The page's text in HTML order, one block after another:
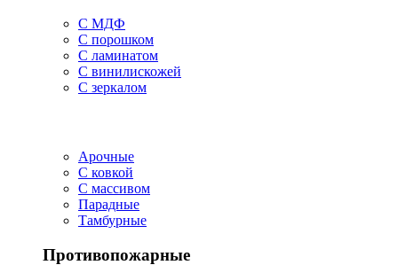
С МДФ
С порошком
С ламинатом
С винилискожей
С зеркалом
Арочные
С ковкой
С массивом
Парадные
Тамбурные
Противопожарные